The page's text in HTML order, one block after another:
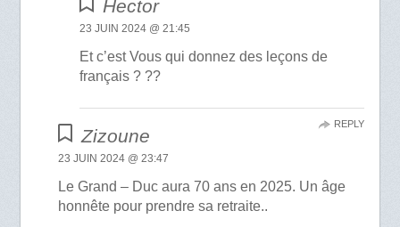
Hector
23 JUIN 2024 @ 21:45
Et c’est Vous qui donnez des leçons de
français ? ??
Zizoune
23 JUIN 2024 @ 23:47
Le Grand – Duc aura 70 ans en 2025. Un âge
honnête pour prendre sa retraite..
REPLY